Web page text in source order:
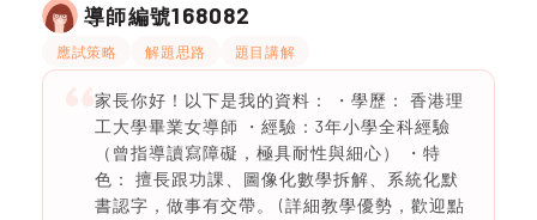
導師編號168082
應試策略 解題思路 題目講解
家長你好！以下是我的資料： ・學歷： 香港理
工大學畢業女導師 ・經驗：3年小學全科經驗
（曾指導讀寫障礙，極具耐性與細心） ・特
色： 擅長跟功課、圖像化數學拆解、系統化默
書認字，做事有交帶。 ​(詳細教學優勢，歡迎點